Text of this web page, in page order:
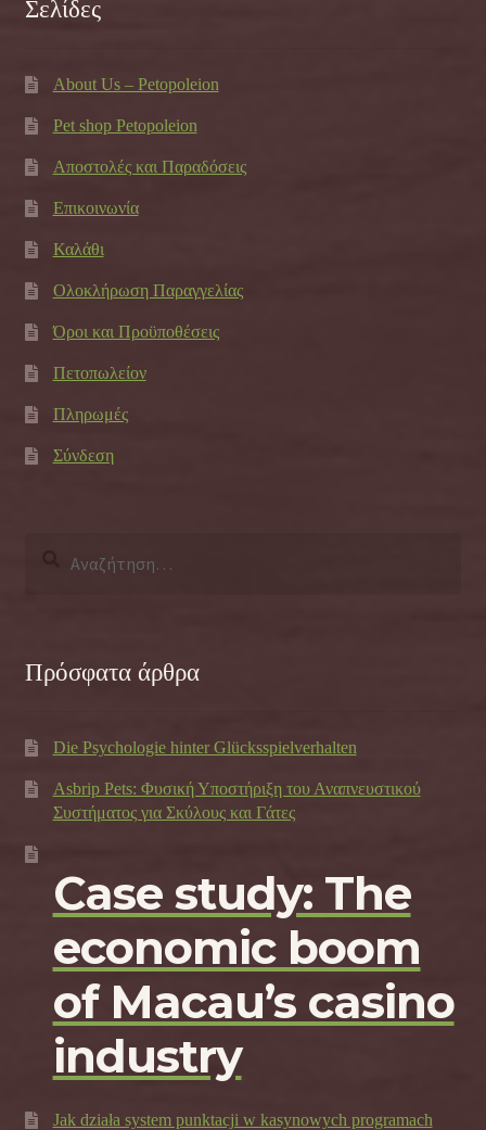
Σελίδες
About Us – Petopoleion
Pet shop Petopoleion
Αποστολές και Παραδόσεις
Επικοινωνία
Καλάθι
Ολοκλήρωση Παραγγελίας
Όροι και Προϋποθέσεις
Πετοπωλείον
Πληρωμές
Σύνδεση
Πρόσφατα άρθρα
Die Psychologie hinter Glücksspielverhalten
Asbrip Pets: Φυσική Υποστήριξη του Αναπνευστικού
Συστήματος για Σκύλους και Γάτες
Case study: The
economic boom
of Macau’s casino
industry
Jak działa system punktacji w kasynowych programach